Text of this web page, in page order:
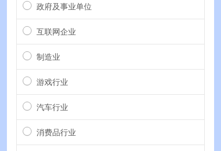
政府及事业单位
互联网企业
制造业
游戏行业
汽车行业
消费品行业